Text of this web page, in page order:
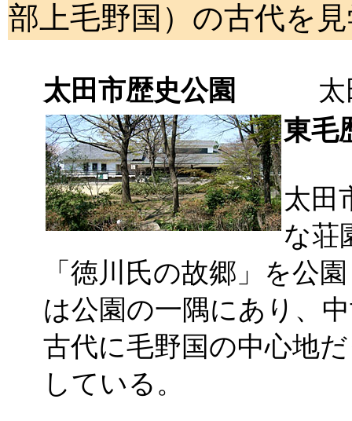
部上毛野国）の古代を
太田市歴史公園
太田
東毛
太田
な荘
「徳川氏の故郷」を公
は公園の一隅にあり、
古代に毛野国の中心地
している。